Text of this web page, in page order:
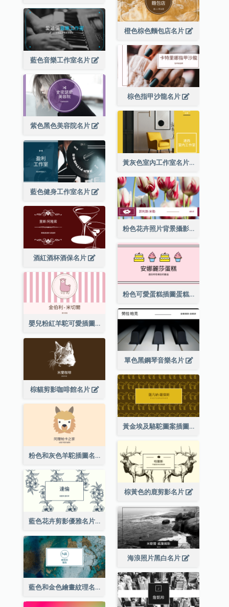
橙色棕色麵包店名片
藍色音樂工作室名片
棕色指甲沙龍名片
紫色黑色美容院名片
黃灰色室內工作室名片
藍色健身工作室名片
粉色花卉照片背景攝影師名片
酒紅酒杯酒保名片
粉色可愛蛋糕插圖蛋糕店名片
嬰兒粉紅羊駝可愛插圖名片
單色黑鋼琴音樂名片
棕貓剪影咖啡館名片
黃金埃及駱駝圖案插圖名片
粉色和灰色羊駝插圖名片
棕黃色的鹿剪影名片
藍色花卉剪影優雅名片
海浪照片黑白名片
藍色和金色繪畫紋理名片